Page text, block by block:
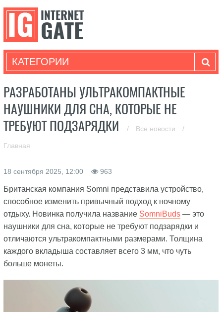
КАТЕГОРИИ
РАЗРАБОТАНЫ УЛЬТРАКОМПАКТНЫЕ
НАУШНИКИ ДЛЯ СНА, КОТОРЫЕ НЕ
ТРЕБУЮТ ПОДЗАРЯДКИ
/ Все новости /
Главная
18 сентября 2025, 12:00 963
Британская компания Somni представила устройство,
способное изменить привычный подход к ночному
отдыху. Новинка получила название SomniBuds— это
наушники для сна, которые не требуют подзарядки и
отличаются ультракомпактными размерами. Толщина
каждого вкладыша составляет всего 3 мм, что чуть
больше монеты.